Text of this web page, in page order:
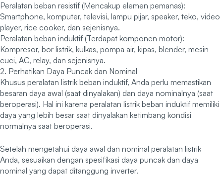
Peralatan beban resistif (Mencakup elemen pemanas):
Smartphone, komputer, televisi, lampu pijar, speaker, teko, video
player, rice cooker, dan sejenisnya.
Peralatan beban induktif (Terdapat komponen motor):
Kompresor, bor listrik, kulkas, pompa air, kipas, blender, mesin
cuci, AC, relay, dan sejenisnya.
2. Perhatikan Daya Puncak dan Nominal
Khusus peralatan listrik beban induktif, Anda perlu memastikan
besaran daya awal (saat dinyalakan) dan daya nominalnya (saat
beroperasi). Hal ini karena peralatan listrik beban induktif memiliki
daya yang lebih besar saat dinyalakan ketimbang kondisi
normalnya saat beroperasi.
Setelah mengetahui daya awal dan nominal peralatan listrik
Anda, sesuaikan dengan spesifikasi daya puncak dan daya
nominal yang dapat ditanggung inverter.